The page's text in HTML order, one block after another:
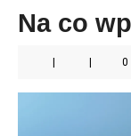
Na co
0